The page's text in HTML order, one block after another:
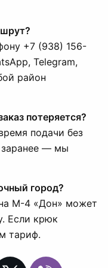
+7 (938) 156-
Telegram,
район
потеряется?
подачи без
— мы
город?
М-4 «Дон» может
Если крюк
тариф.